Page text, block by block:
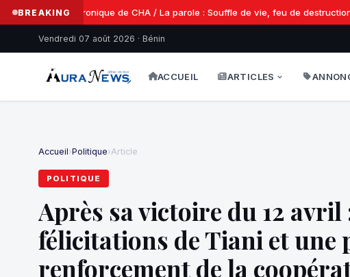
BREAKINGChronique de CHA / La parole : Souffle de vie, feu de destruction !
Vendredi 07 août 2026 · Bénin
ACCUEIL ARTICLES
Accueil›Politique›Article
POLITIQUE
Après sa victoire du 12
félicitations de Tiani et une
renforcement de la